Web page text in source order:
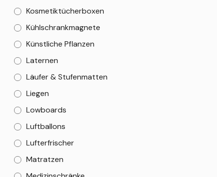
Kosmetiktücherboxen
Kühlschrankmagnete
Künstliche Pflanzen
Laternen
Läufer & Stufenmatten
Liegen
Lowboards
Luftballons
Lufterfrischer
Matratzen